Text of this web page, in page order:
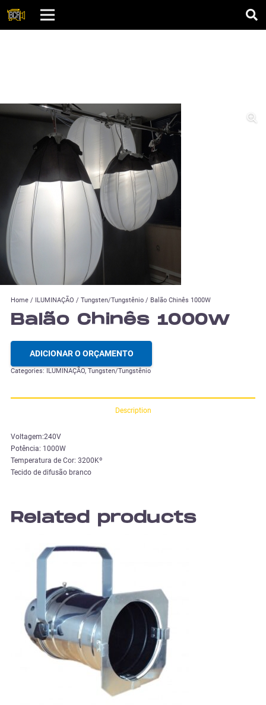
Home / ILUMINAÇÃO / Tungsten/Tungstênio / Balão Chinês 1000W
Balão Chinês 1000W
ADICIONAR O ORÇAMENTO
Categories: ILUMINAÇÃO, Tungsten/Tungstênio
Description
Voltagem:240V
Potência: 1000W
Temperatura de Cor: 3200Kº
Tecido de difusão branco
Related products